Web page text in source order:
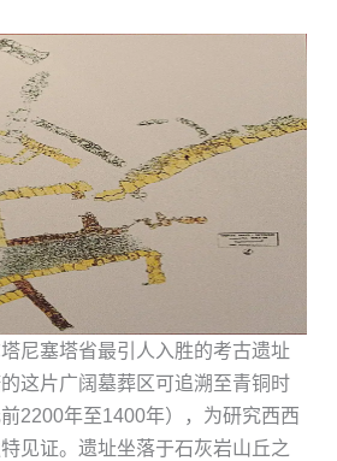
尼塞塔省最引人入胜的考古遗址
这片广阔墓葬区可追溯至青铜时
2200年至1400年），为研究西西
见证。遗址坐落于石灰岩山丘之